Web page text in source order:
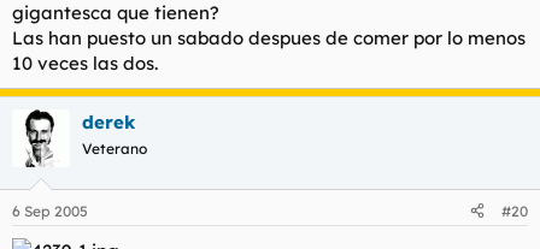
gigantesca que tienen?
Las han puesto un sabado despues de comer por lo menos
10 veces las dos.
derek
Veterano
6 Sep 2005 #20